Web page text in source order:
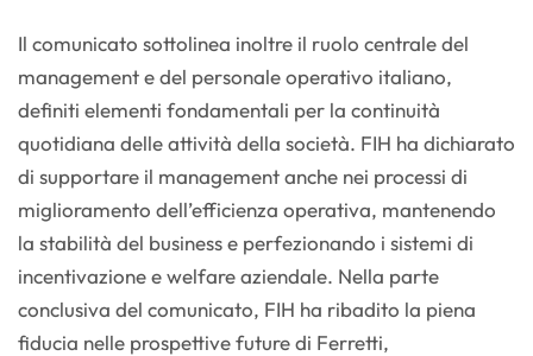
Il comunicato sottolinea inoltre il ruolo centrale del
management e del personale operativo italiano,
definiti elementi fondamentali per la continuità
quotidiana delle attività della società. FIH ha dichiarato
di supportare il management anche nei processi di
miglioramento dell’efficienza operativa, mantenendo
la stabilità del business e perfezionando i sistemi di
incentivazione e welfare aziendale. Nella parte
conclusiva del comunicato, FIH ha ribadito la piena
fiducia nelle prospettive future di Ferretti,